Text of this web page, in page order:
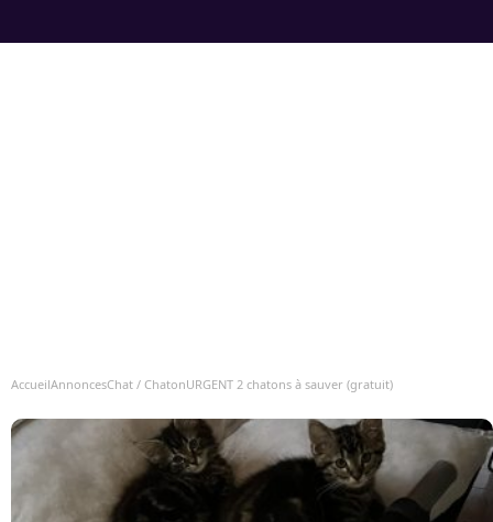
AccueilAnnoncesChat / ChatonURGENT 2 chatons à sauver (gratuit)